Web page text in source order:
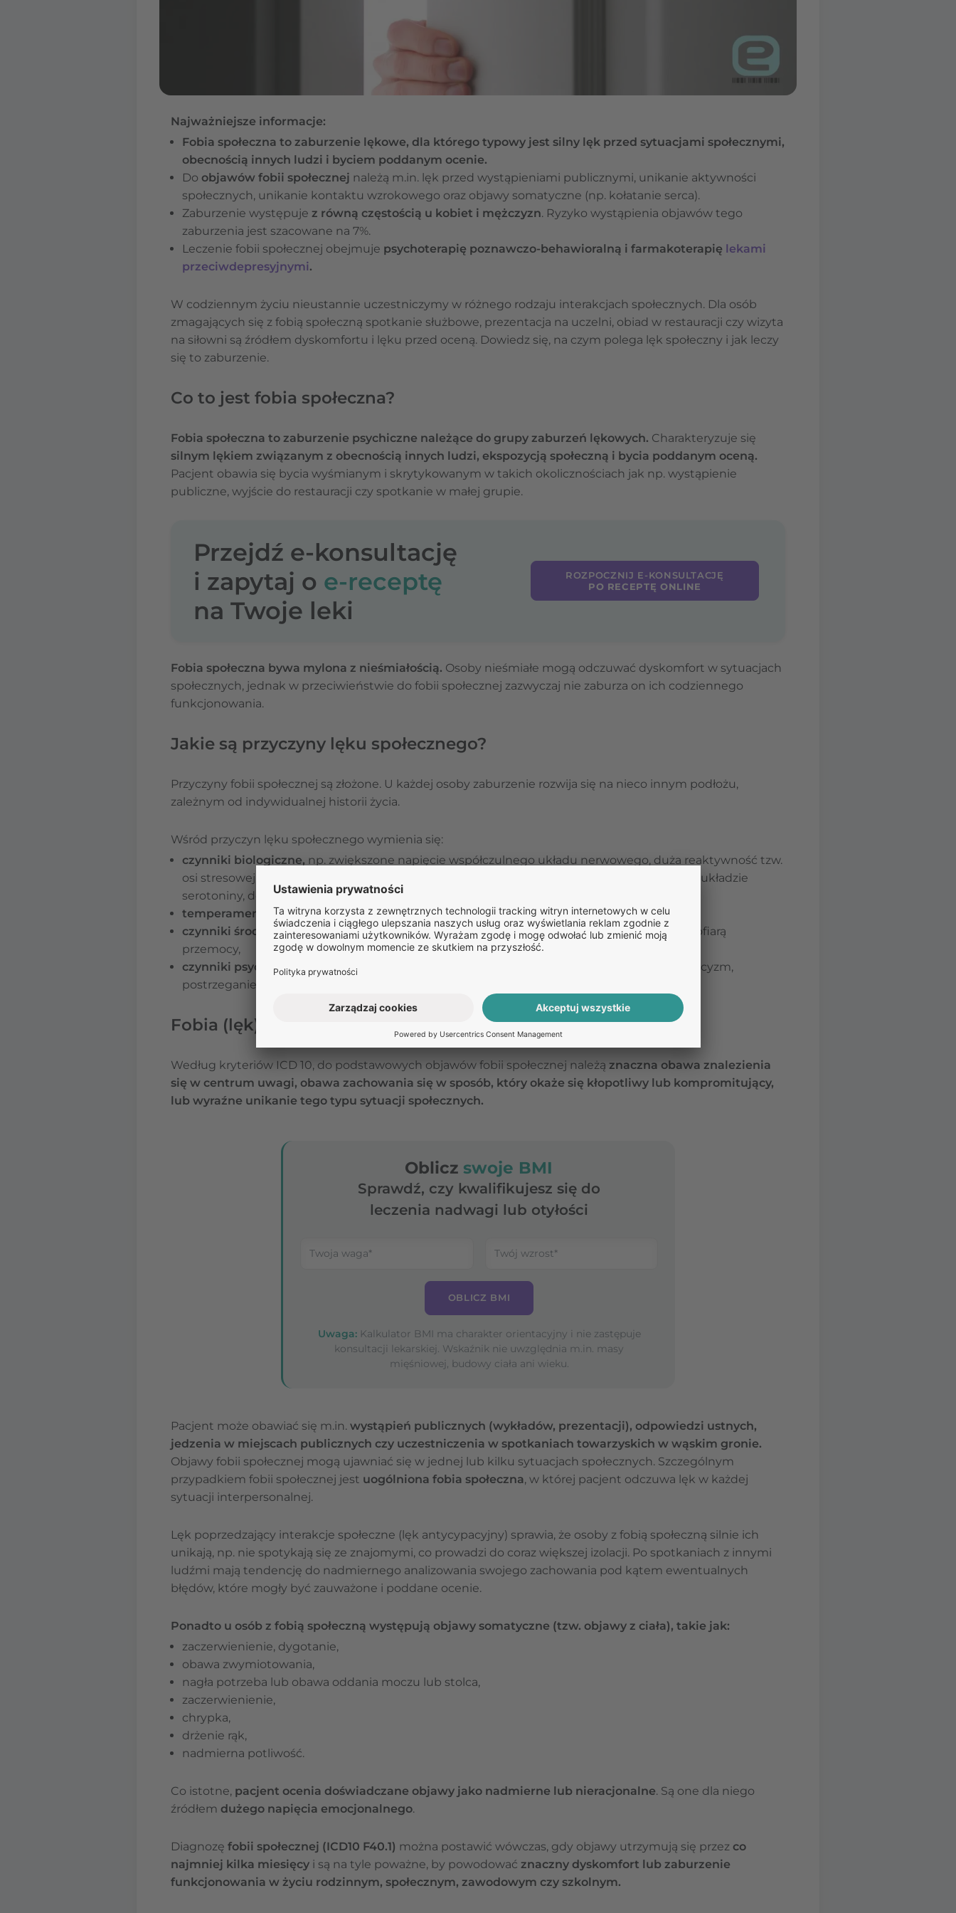
Najważniejsze informacje:
Fobia społeczna to zaburzenie lękowe, dla którego typowy jest silny lęk przed sytuacjami społecznymi,
obecnością innych ludzi i byciem poddanym ocenie.
Do objawów fobii społecznej należą m.in. lęk przed wystąpieniami publicznymi, unikanie aktywności
społecznych, unikanie kontaktu wzrokowego oraz objawy somatyczne (np. kołatanie serca).
Zaburzenie występuje z równą częstością u kobiet i mężczyzn. Ryzyko wystąpienia objawów tego
zaburzenia jest szacowane na 7%.
Leczenie fobii społecznej obejmuje psychoterapię poznawczo-behawioralną i farmakoterapię lekami
przeciwdepresyjnymi.
W codziennym życiu nieustannie uczestniczymy w różnego rodzaju interakcjach społecznych. Dla osób
zmagających się z fobią społeczną spotkanie służbowe, prezentacja na uczelni, obiad w restauracji czy wizyta
na siłowni są źródłem dyskomfortu i lęku przed oceną. Dowiedz się, na czym polega lęk społeczny i jak leczy
się to zaburzenie.
Co to jest fobia społeczna?
Fobia społeczna to zaburzenie psychiczne należące do grupy zaburzeń lękowych. Charakteryzuje się
silnym lękiem związanym z obecnością innych ludzi, ekspozycją społeczną i bycia poddanym oceną.
Pacjent obawia się bycia wyśmianym i skrytykowanym w takich okolicznościach jak np. wystąpienie
publiczne, wyjście do restauracji czy spotkanie w małej grupie.
Przejdź e-konsultację
i zapytaj o e-receptę
na Twoje leki
ROZPOCZNIJ E-KONSULTACJĘ
PO RECEPTĘ ONLINE
Fobia społeczna bywa mylona z nieśmiałością. Osoby nieśmiałe mogą odczuwać dyskomfort w sytuacjach
społecznych, jednak w przeciwieństwie do fobii społecznej zazwyczaj nie zaburza on ich codziennego
funkcjonowania.
Jakie są przyczyny lęku społecznego?
Przyczyny fobii społecznej są złożone. U każdej osoby zaburzenie rozwija się na nieco innym podłożu,
zależnym od indywidualnej historii życia.
Wśród przyczyn lęku społecznego wymienia się:
czynniki biologiczne, np. zwiększone napięcie współczulnego układu nerwowego, duża reaktywność tzw.
osi stresowej (podwzgórze-przysadka-nadnercza), zaburzenia przekaźnictwa nerwowego w układzie
serotoniny, dopaminy, glutaminianu,
temperament zahamowany, tj. lękowa reakcja na nowe zdarzenia i osoby w otoczeniu,
czynniki środowiskowe, np. środowisko rodzinne, doświadczenia domu rodzinnego, bycie ofiarą
przemocy,
czynniki psychologiczne,np. negatywny obraz własnej osoby, niska samoocena, samokrytycyzm,
postrzeganie neutralnych bodźców społecznych (np. twarzy) jako zagrażające.
Fobia (lęk) społeczna – objawy
Według kryteriów ICD 10, do podstawowych objawów fobii społecznej należą znaczna obawa znalezienia
się w centrum uwagi, obawa zachowania się w sposób, który okaże się kłopotliwy lub kompromitujący,
lub wyraźne unikanie tego typu sytuacji społecznych.
Obliczswoje BMI
Sprawdź, czy kwalifikujesz się do
leczenia nadwagi lub otyłości
OBLICZ BMI
Uwaga:Kalkulator BMI ma charakter orientacyjny i nie zastępuje
konsultacji lekarskiej. Wskaźnik nie uwzględnia m.in. masy
mięśniowej, budowy ciała ani wieku.
Pacjent może obawiać się m.in. wystąpień publicznych (wykładów, prezentacji), odpowiedzi ustnych,
jedzenia w miejscach publicznych czy uczestniczenia w spotkaniach towarzyskich w wąskim gronie.
Objawy fobii społecznej mogą ujawniać się w jednej lub kilku sytuacjach społecznych. Szczególnym
przypadkiem fobii społecznej jest uogólniona fobia społeczna, w której pacjent odczuwa lęk w każdej
sytuacji interpersonalnej.
Lęk poprzedzający interakcje społeczne (lęk antycypacyjny) sprawia, że osoby z fobią społeczną silnie ich
unikają, np. nie spotykają się ze znajomymi, co prowadzi do coraz większej izolacji. Po spotkaniach z innymi
ludźmi mają tendencję do nadmiernego analizowania swojego zachowania pod kątem ewentualnych
błędów, które mogły być zauważone i poddane ocenie.
Ponadto u osób z fobią społeczną występują objawy somatyczne (tzw. objawy z ciała), takie jak:
zaczerwienienie, dygotanie,
obawa zwymiotowania,
nagła potrzeba lub obawa oddania moczu lub stolca,
zaczerwienienie,
chrypka,
drżenie rąk,
nadmierna potliwość.
Co istotne, pacjent ocenia doświadczane objawy jako nadmierne lub nieracjonalne. Są one dla niego
źródłem dużego napięcia emocjonalnego.
Diagnozę fobii społecznej (ICD10 F40.1) można postawić wówczas, gdy objawy utrzymują się przez co
najmniej kilka miesięcy i są na tyle poważne, by powodować znaczny dyskomfort lub zaburzenie
funkcjonowania w życiu rodzinnym, społecznym, zawodowym czy szkolnym.